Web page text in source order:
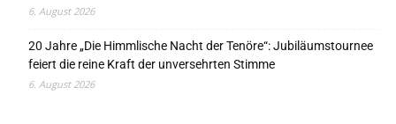
6. August 2026
20 Jahre „Die Himmlische Nacht der Tenöre“: Jubiläumstournee
feiert die reine Kraft der unversehrten Stimme
6. August 2026